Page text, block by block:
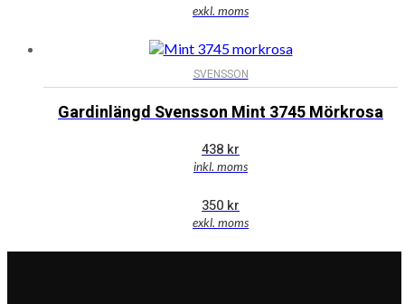
exkl. moms
SVENSSON
Gardinlängd Svensson Mint 3745 Mörkrosa
438kr
inkl. moms
350kr
exkl. moms